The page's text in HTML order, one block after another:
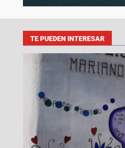
TE PUEDEN INTERESAR